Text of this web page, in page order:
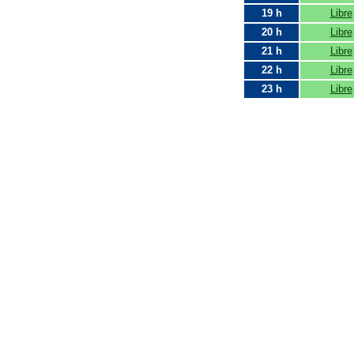
19 h
Libre
20 h
Libre
21 h
Libre
22 h
Libre
23 h
Libre